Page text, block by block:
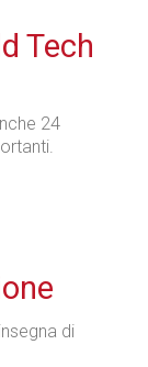
Tech
24
di